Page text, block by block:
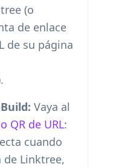
(o
de enlace
de su página
Vaya al
QR de URL:
cuando
de Linktree,